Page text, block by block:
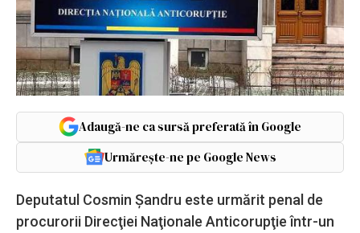
Adaugă-ne ca sursă preferată în Google
Urmărește-ne pe Google News
Deputatul Cosmin Şandru este urmărit penal de
procurorii Direcţiei Naţionale Anticorupţie într-un